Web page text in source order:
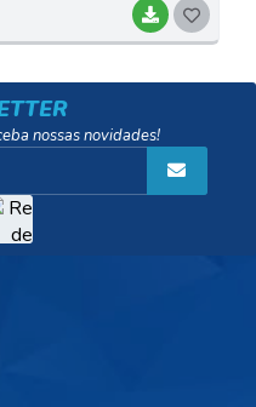
BAIXAR
nossas novidades!